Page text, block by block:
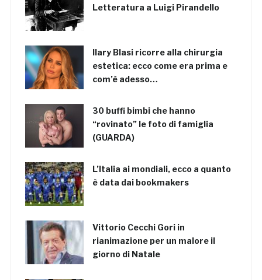
Letteratura a Luigi Pirandello
Ilary Blasi ricorre alla chirurgia
estetica: ecco come era prima e
com’è adesso…
30 buffi bimbi che hanno
“rovinato” le foto di famiglia
(GUARDA)
L’Italia ai mondiali, ecco a quanto
è data dai bookmakers
Vittorio Cecchi Gori in
rianimazione per un malore il
giorno di Natale